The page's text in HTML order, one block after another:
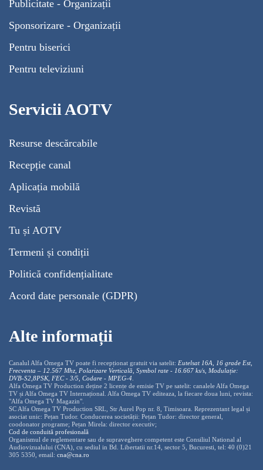
Publicitate - Organizații
Sponsorizare - Organizații
Pentru biserici
Pentru televiziuni
Servicii AOTV
Resurse descărcabile
Recepție canal
Aplicația mobilă
Revistă
Tu și AOTV
Termeni și condiții
Politică confidențialitate
Acord date personale (GDPR)
Alte informații
Canalul Alfa Omega TV poate fi recepționat gratuit via satelit: Eutelsat 16A, 16 grade Est,
Frecventa – 12.567 Mhz, Polarizare Verticală, Symbol rate - 16.667 ks/s, Modulație:
DVB-S2,8PSK, FEC - 3/5, Codare - MPEG-4
Alfa Omega TV Production deține 2 licențe de emisie TV pe satelit: canalele Alfa Omega
TV și Alfa Omega TV Internațional. Alfa Omega TV editeaza, la fiecare doua luni, revista:
"Alfa Omega TV Magazin".
SC Alfa Omega TV Production SRL, Str Aurel Pop nr. 8, Timisoara. Reprezentant legal și
asociat unic: Pețan Tudor. Conducerea societății: Pețan Tudor: director general,
coodonator programe; Pețan Mirela: director executiv;
Cod de conduită profesională
Organismul de reglementare sau de supraveghere competent este Consiliul National al
Audiovizualului (CNA), cu sediul in Bd. Libertatii nr.14, sector 5, Bucuresti, tel: 40 (0)21
305 5350, email: cna@cna.ro